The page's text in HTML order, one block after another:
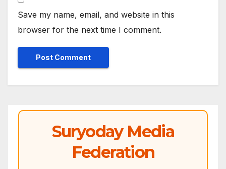
Save my name, email, and website in this
browser for the next time I comment.
Suryoday Media
Federation